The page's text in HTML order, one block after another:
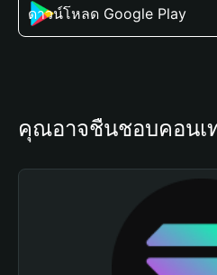
ดาวน์โหลด Google Play
คุณอาจชื่นชอบคอนเ